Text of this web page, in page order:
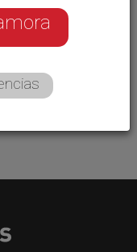
se vuelca
establecimientos
ibérico
ruta
FORO DEL